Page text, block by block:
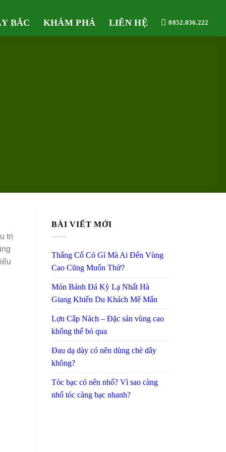
BẮC KHÁM PHÁ LIÊN HỆ 0852.036.222
trị
BÀI VIẾT MỚI
Thắng Cố Có Gì Mà Ai Đến Vùng
Cao Cũng Muốn Thử?
Món Bánh Đá Kỳ Lạ Nhất Hà
Giang Khiến Du Khách Mê Mẩn
Lợn Cắp Nách – Đặc sản vùng cao
không thể bỏ qua
Đau dạ dày có nên dùng chè dây
không?
Tóc bạc có nên nhổ? Vì sao càng
nhổ tóc càng bạc nhanh?